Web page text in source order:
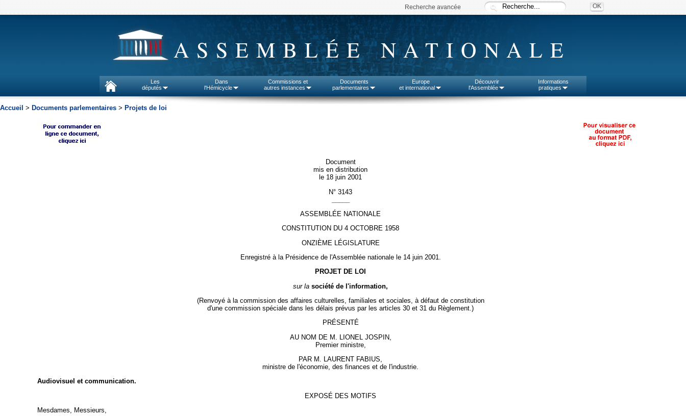
Recherche avancée
ASSEMBLÉE NATIONALE
Les
députés
Dans
l'Hémicycle
Commissions et
autres instances
Documents
parlementaires
Europe
et international
Découvrir
l'Assemblée
Informations
pratiques
Accueil > Documents parlementaires > Projets de loi
Document
mis en distribution
le 18 juin 2001
N° 3143
ASSEMBLÉE NATIONALE
CONSTITUTION DU 4 OCTOBRE 1958
ONZIÈME LÉGISLATURE
Enregistré à la Présidence de l'Assemblée nationale le 14 juin 2001.
PROJET DE LOI
sur la société de l'information,
(Renvoyé à la commission des affaires culturelles, familiales et sociales, à défaut de constitution
d'une commission spéciale dans les délais prévus par les articles 30 et 31 du Règlement.)
PRÉSENTÉ
AU NOM DE M. LIONEL JOSPIN,
Premier ministre,
PAR M. LAURENT FABIUS,
ministre de l'économie, des finances et de l'industrie.
Audiovisuel et communication.
EXPOSÉ DES MOTIFS
Mesdames, Messieurs,